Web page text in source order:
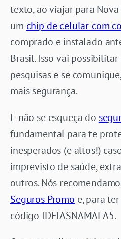
texto, ao viajar para
um chip de celular com
comprado e instalado
Brasil. Isso vai
pesquisas e se
mais segurança.
E não se esqueça do
fundamental para te
inesperados (e altos!)
imprevisto de saúde,
outros. Nós
Seguros Promo e, para
código IDEIASNAMALA5.